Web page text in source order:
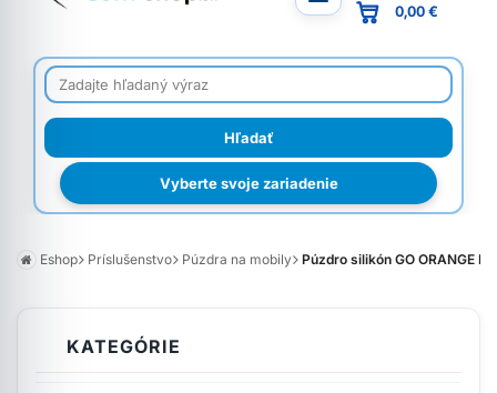
Vyberte svoje zariadenie
0,00 €
Eshop Príslušenstvo Púzdra na mobily Púzdro silikón GO ORANGE
KATEGÓRIE